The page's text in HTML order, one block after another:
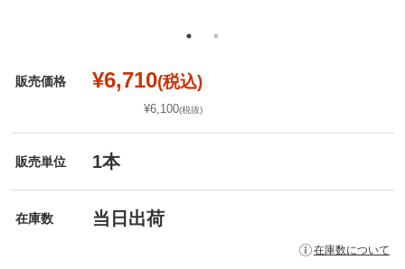
販売価格 ¥6,710(税込)
¥6,100(税抜)
販売単位 1本
在庫数 当日出荷
在庫数について